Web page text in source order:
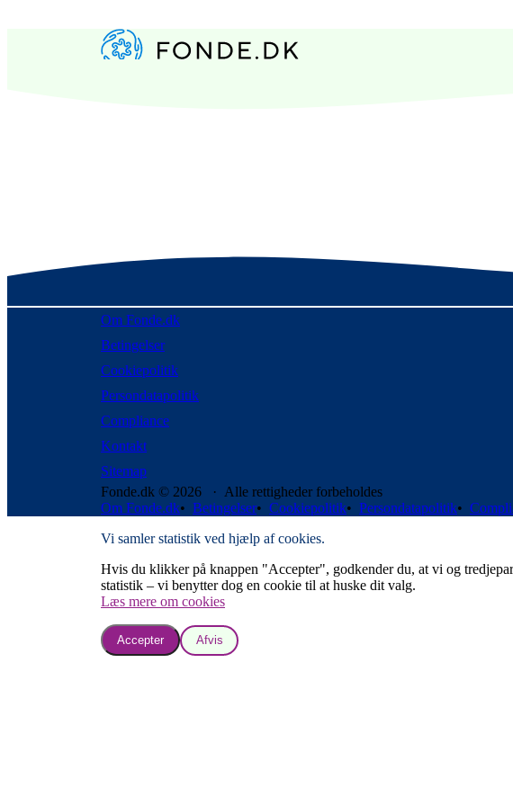
Om Fonde.dk
Betingelser
Cookiepolitik
Persondatapolitik
Compliance
Kontakt
Sitemap
Fonde.dk © 2026 · Alle rettigheder forbeholdes
Om Fonde.dk• Betingelser• Cookiepolitik• Persondatapolitik•
Vi samler statistik ved hjælp af cookies.
Hvis du klikker på knappen "Accepter", godkender du, at vi og
statistik – vi benytter dog en cookie til at huske dit valg.
Læs mere om cookies
Accepter Afvis